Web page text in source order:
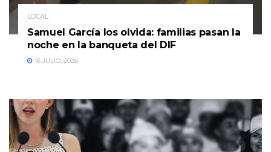
LOCAL
Samuel García los olvida: familias pasan la
noche en la banqueta del DIF
16 JULIO, 2026